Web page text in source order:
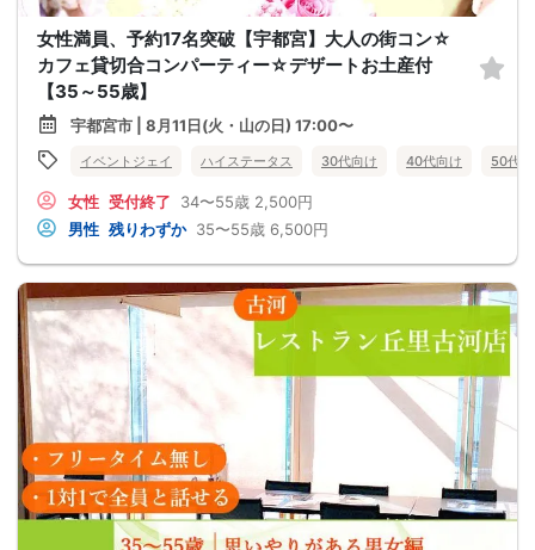
女性満員、予約17名突破【宇都宮】大人の街コン☆
カフェ貸切合コンパーティー☆デザートお土産付
【35～55歳】
宇都宮市 | 8月11日(火・山の日) 17:00〜
イベントジェイ ハイステータス 30代向け 40代向け 50代
女性 受付終了 34〜55歳 2,500円
男性 残りわずか 35〜55歳 6,500円